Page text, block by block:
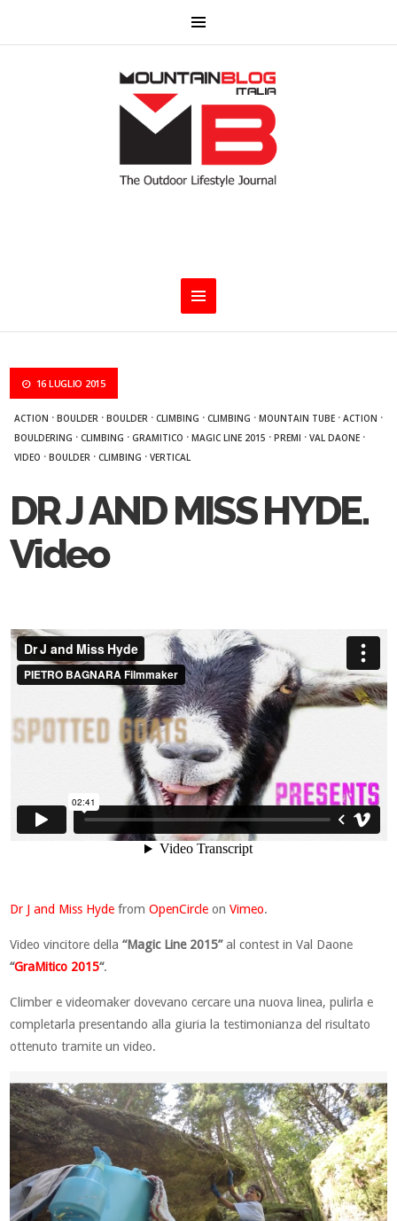
16 LUGLIO 2015
ACTION ·BOULDER ·BOULDER ·CLIMBING ·CLIMBING ·MOUNTAIN TUBE ·ACTION ·
BOULDERING ·CLIMBING ·GRAMITICO ·MAGIC LINE 2015 ·PREMI ·VAL DAONE ·
VIDEO ·BOULDER ·CLIMBING ·VERTICAL
DR J AND MISS HYDE.
Video
Dr J and Miss Hyde fromOpenCircle onVimeo.
Video vincitore della“Magic Line 2015”al contest in Val Daone
“GraMitico 2015“.
Climber e videomaker dovevano cercare una nuova linea, pulirla e
completarla presentando alla giuria la testimonianza del risultato
ottenuto tramite un video.